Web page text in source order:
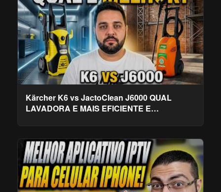
Kärcher K6 vs JactoClean J6000 QUAL
LAVADORA E MAIS EFICIENTE E